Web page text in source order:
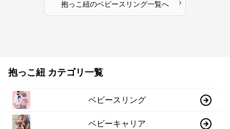
抱っこ紐のベビースリング一覧へ ›
抱っこ紐 カテゴリ一覧
ベビースリング
ベビーキャリア